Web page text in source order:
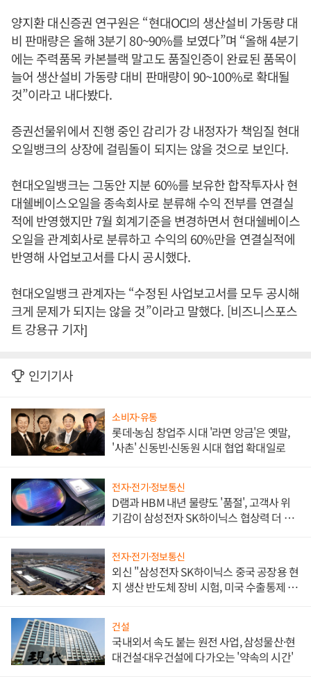
양지환 대신증권 연구원은 “현대OCI의 생산설비 가동량 대
비 판매량은 올해 3분기 80~90%를 보였다”며 “올해 4분기
에는 주력품목 카본블랙 말고도 품질인증이 완료된 품목이
늘어 생산설비 가동량 대비 판매량이 90~100%로 확대될
것”이라고 내다봤다.
증권선물위에서 진행 중인 감리가 강 내정자가 책임질 현대
오일뱅크의 상장에 걸림돌이 되지는 않을 것으로 보인다.
현대오일뱅크는 그동안 지분 60%를 보유한 합작투자사 현
대쉘베이스오일을 종속회사로 분류해 수익 전부를 연결실
적에 반영했지만 7월 회계기준을 변경하면서 현대쉘베이스
오일을 관계회사로 분류하고 수익의 60%만을 연결실적에
반영해 사업보고서를 다시 공시했다.
현대오일뱅크 관계자는 “수정된 사업보고서를 모두 공시해
크게 문제가 되지는 않을 것”이라고 말했다. [비즈니스포스
트 강용규 기자]
인기기사
소비자·유통
롯데·농심 창업주 시대 '라면 앙금'은 옛말,
'사촌' 신동빈·신동원 시대 협업 확대일로
전자·전기·정보통신
D램과 HBM 내년 물량도 '품절', 고객사 위
기감이 삼성전자 SK하이닉스 협상력 더 키
전자·전기·정보통신
외신 "삼성전자 SK하이닉스 중국 공장용 현
지 생산 반도체 장비 시험, 미국 수출통제 대
건설
국내외서 속도 붙는 원전 사업, 삼성물산·현
대건설·대우건설에 다가오는 '약속의 시간'